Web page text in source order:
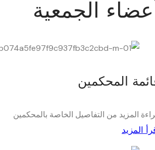
الجمعية
المحكمين
المزيد من التفاصيل الخاصة بالمحكمين
المزيد